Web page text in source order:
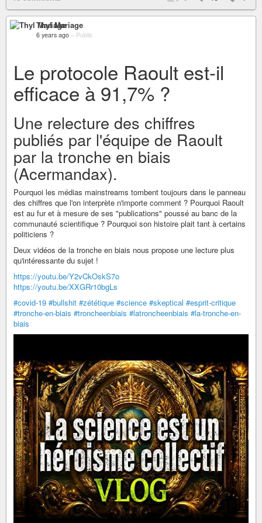
Thyl Mariage
6 years ago – Public
Le protocole Raoult est-il
efficace à 91,7% ?
Une relecture des chiffres
publiés par l'équipe de Raoult
par la tronche en biais
(Acermandax).
Pourquoi les médias mainstreams tombent toujours dans le panneau
des chiffres que l'on interprète n'importe comment ? Pourquoi Raoult
est au fur et à mesure de ses "publications" poussé au banc de la
communauté scientifique ? Pourquoi son histoire plait tant à certains
politiciens ?
Deux vidéos de la tronche en biais nous propose une lecture plus
qu'intéressante du sujet !
https://youtu.be/Y2vCkOskS7o
https://youtu.be/XXGRr10bgLs
#covid-19 #bullshit #zététique #science #skeptical #esprit-critique
#tronche-en-biais #troncheenbiais #latroncheenbiais #la-tronche-en-
biais